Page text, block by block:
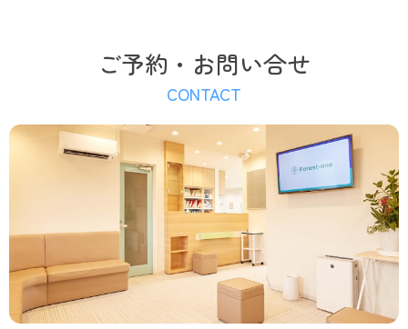
ご予約・お問い合せ
CONTACT